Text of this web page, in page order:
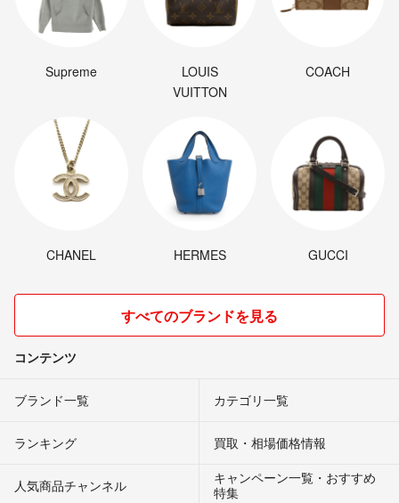
Supreme
LOUIS
VUITTON
COACH
CHANEL HERMES GUCCI
すべてのブランドを見る
コンテンツ
ブランド一覧 カテゴリ一覧
ランキング 買取・相場価格情報
人気商品チャンネル
キャンペーン一覧・おすすめ
特集